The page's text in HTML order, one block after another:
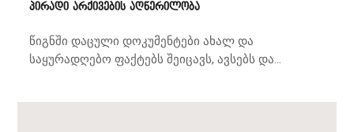
პირადი არქივების აღწერილობა
წიგნში დაცული დოკუმენტები ახალ და
საყურადღებო ფაქტებს შეიცავს, ავსებს და...